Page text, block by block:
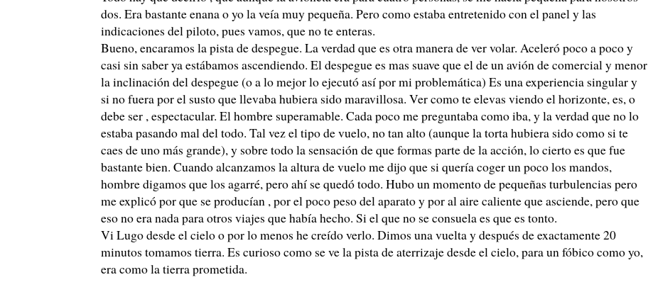
dos. Era bastante enana o yo la veía muy pequeña. Pero como estaba entretenido con el panel y las
indicaciones del piloto, pues vamos, que no te enteras.
Bueno, encaramos la pista de despegue. La verdad que es otra manera de ver volar. Aceleró poco a poco y
casi sin saber ya estábamos ascendiendo. El despegue es mas suave que el de un avión de comercial y menor
la inclinación del despegue (o a lo mejor lo ejecutó así por mi problemática) Es una experiencia singular y
si no fuera por el susto que llevaba hubiera sido maravillosa. Ver como te elevas viendo el horizonte, es, o
debe ser , espectacular. El hombre superamable. Cada poco me preguntaba como iba, y la verdad que no lo
estaba pasando mal del todo. Tal vez el tipo de vuelo, no tan alto (aunque la torta hubiera sido como si te
caes de uno más grande), y sobre todo la sensación de que formas parte de la acción, lo cierto es que fue
bastante bien. Cuando alcanzamos la altura de vuelo me dijo que si quería coger un poco los mandos,
hombre digamos que los agarré, pero ahí se quedó todo. Hubo un momento de pequeñas turbulencias pero
me explicó por que se producían , por el poco peso del aparato y por al aire caliente que asciende, pero que
eso no era nada para otros viajes que había hecho. Si el que no se consuela es que es tonto.
Vi Lugo desde el cielo o por lo menos he creído verlo. Dimos una vuelta y después de exactamente 20
minutos tomamos tierra. Es curioso como se ve la pista de aterrizaje desde el cielo, para un fóbico como yo,
era como la tierra prometida.